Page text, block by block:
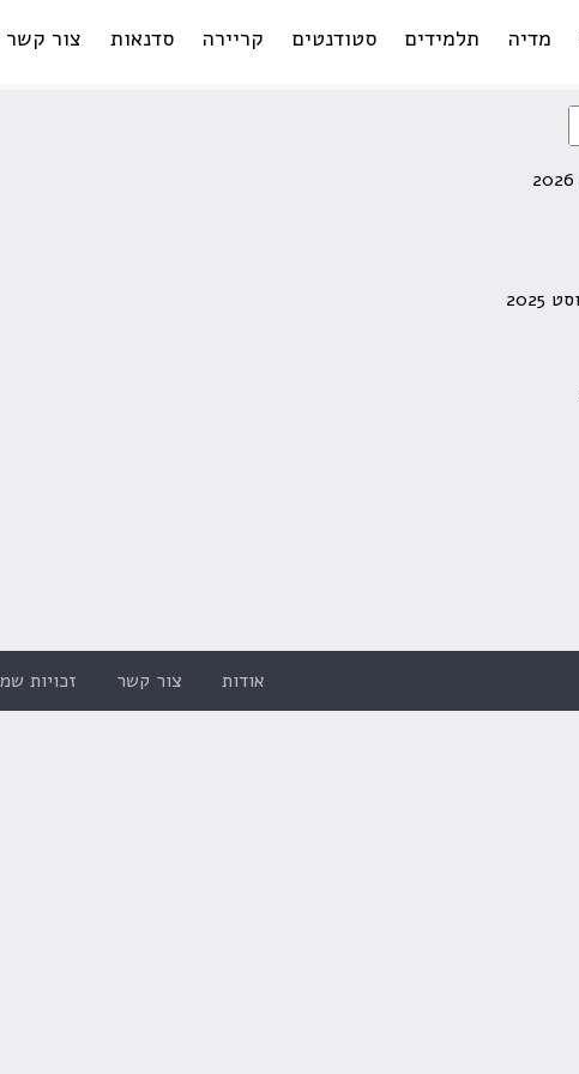
מדיה תלמידים סטודנטים קריירה סדנאות צור קשר
אודות
צור קשר זכויות